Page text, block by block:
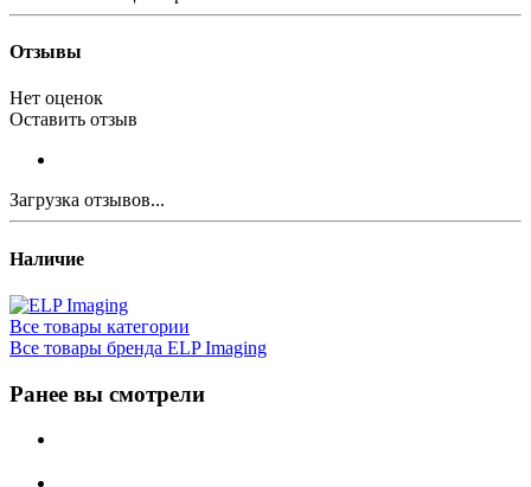
Отзывы
Нет оценок
Оставить отзыв
Загрузка отзывов...
Наличие
Все товары категории
Все товары бренда ELP Imaging
Ранее вы смотрели